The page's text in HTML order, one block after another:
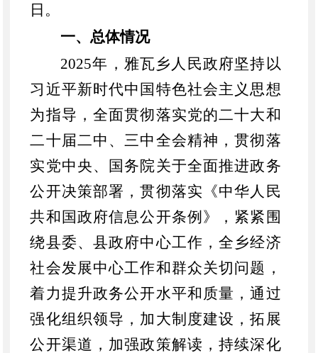
日。
一、总体情况
2025年，雅瓦乡人民政府坚持以
习近平新时代中国特色社会主义思想
为指导，全面贯彻落实党的二十大和
二十届二中、三中全会精神，贯彻落
实党中央、国务院关于全面推进政务
公开决策部署，贯彻落实 《中华人民
共和国政府信息公开条例》， 紧紧围
绕县委、县政府中心工作，全乡经济
社会发展中心工作和群众关切问题，
着力提升政务公开水平和质量，通过
强化组织领导，加大制度建设，拓展
公开渠道，加强政策解读，持续深化